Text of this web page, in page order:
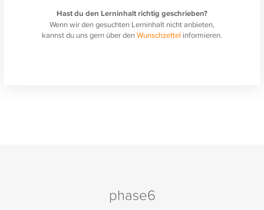
Hast du den Lerninhalt richtig geschrieben?
Wenn wir den gesuchten Lerninhalt nicht anbieten,
kannst du uns gern über denWunschzettel informieren.
phase6